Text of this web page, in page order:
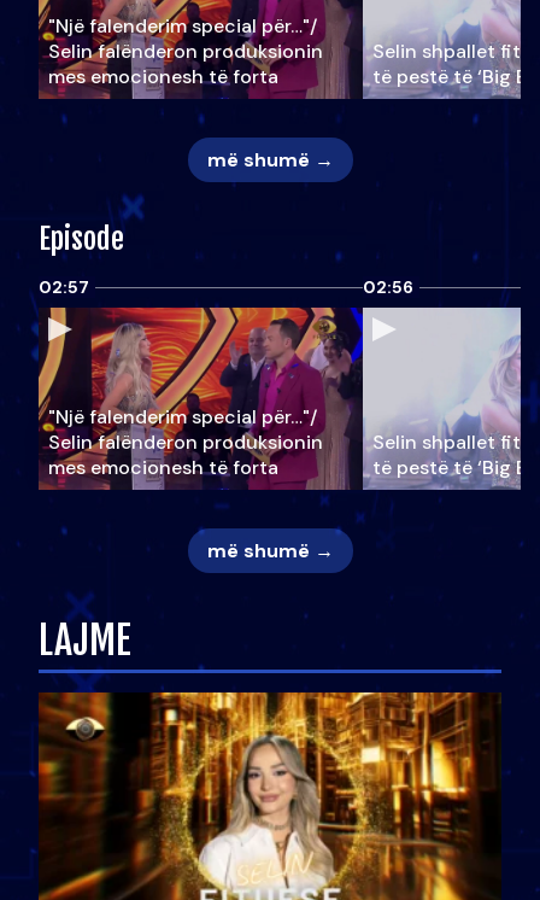
"Një falenderim special për…"/
Selin falënderon produksionin
mes emocionesh të forta
Selin shpallet
të pestë të ‘Big
më shumë →
Episode
02:57
"Një falenderim special për…"/
Selin falënderon produksionin
mes emocionesh të forta
02:56
Selin shpallet
të pestë të ‘Big
më shumë →
LAJME